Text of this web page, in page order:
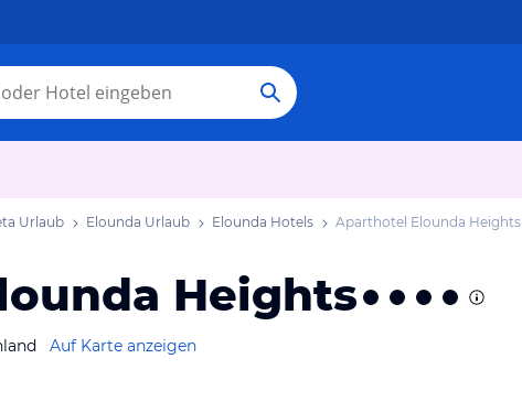
Urlaub Elounda Urlaub Elounda Hotels Aparthotel Elounda Heights
Heights
Auf Karte anzeigen